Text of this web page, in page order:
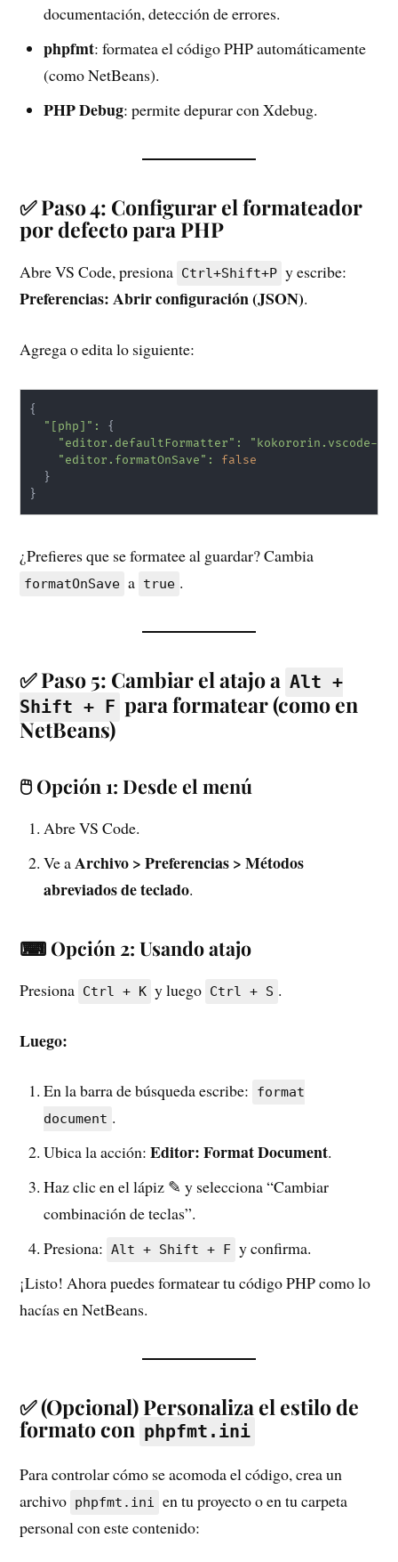
documentación, detección de errores.
phpfmt: formatea el código PHP automáticamente
(como NetBeans).
PHP Debug: permite depurar con Xdebug.
✅ Paso 4: Configurar el formateador
por defecto para PHP
Abre VS Code, presiona Ctrl+Shift+P y escribe:
Preferencias: Abrir configuración (JSON).
Agrega o edita lo siguiente:
{
"[php]" :
{
"editor.defaultFormatter" :
"kokororin.vscode-
"editor.formatOnSave" :
false
}
}
¿Prefieres que se formatee al guardar? Cambia
formatOnSave a true .
✅ Paso 5: Cambiar el atajo a Alt +
Shift + F para formatear (como en
NetBeans)
🖱 Opción 1: Desde el menú
Abre VS Code.
Ve aArchivo > Preferencias > Métodos
abreviados de teclado.
⌨ Opción 2: Usando atajo
Presiona Ctrl + K y luego Ctrl + S .
Luego:
En la barra de búsqueda escribe:
format
document .
Ubica la acción:Editor: Format Document.
Haz clic en el lápiz ✎ y selecciona “Cambiar
combinación de teclas”.
Presiona: Alt + Shift + F y confirma.
¡Listo! Ahora puedes formatear tu código PHP como lo
hacías en NetBeans.
✅ (Opcional) Personaliza el estilo de
formato con phpfmt.ini
Para controlar cómo se acomoda el código, crea un
archivo phpfmt.ini en tu proyecto o en tu carpeta
personal con este contenido: